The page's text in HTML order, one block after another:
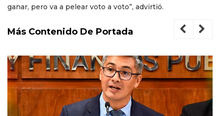
ganar, pero va a pelear voto a voto”, advirtió.
Más Contenido De Portada